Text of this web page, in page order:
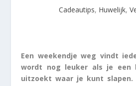
Cadeautips, Huwelijk,
Een weekendje weg vindt
wordt nog leuker als je een
uitzoekt waar je kunt